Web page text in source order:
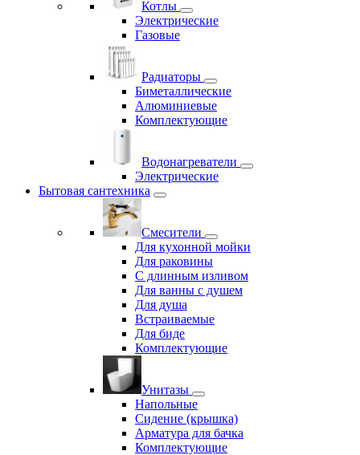
Котлы
Электрические
Газовые
Радиаторы
Биметаллические
Алюминиевые
Комплектующие
Водонагреватели
Электрические
Бытовая сантехника
Смесители
Для кухонной мойки
Для раковины
С длинным изливом
Для ванны с душем
Для душа
Встраиваемые
Для биде
Комплектующие
Унитазы
Напольные
Сидение (крышка)
Арматура для бачка
Комплектующие